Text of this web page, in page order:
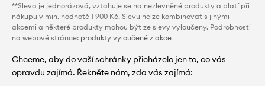
**Sleva je jednorázová, vztahuje se na nezlevněné produkty a platí při
nákupu v min. hodnotě 1 900 Kč. Slevu nelze kombinovat s jinými
akcemi a některé produkty mohou být ze slevy vyloučeny. Podrobnosti
na webové stránce: produkty vyloučené z akce
Chceme, aby do vaší schránky přicházelo jen to, co vás
opravdu zajímá. Řekněte nám, zda vás zajímá: